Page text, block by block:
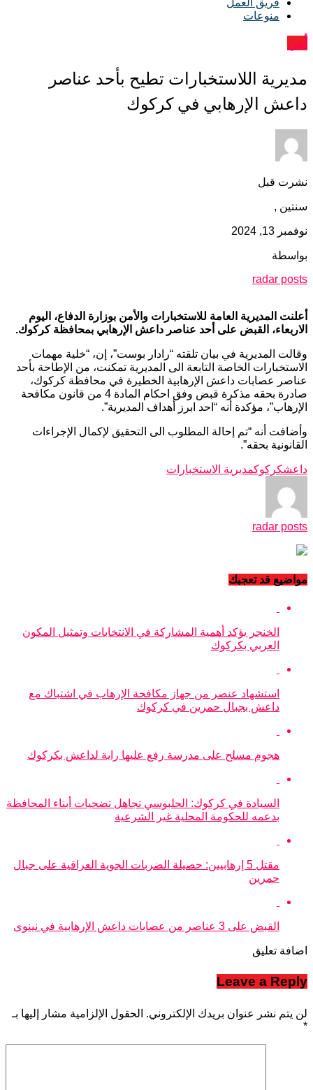
فريق العمل
منوعات
أمن
مديرية اللاستخبارات تطيح بأحد عناصر
داعش الإرهابي في كركوك
نشرت قبل
سنتين ,
نوفمبر 13, 2024
بواسطة
radar posts
أعلنت المديرية العامة للاستخبارات والأمن بوزارة الدفاع، اليوم
الاربعاء، القبض على أحد عناصر داعش الإرهابي بمحافظة كركوك.
وقالت المديرية في بيان تلقته “رادار بوست”، إن، “خلية مهمات
الاستخبارات الخاصة التابعة الى المديرية تمكنت، من الإطاحة بأحد
عناصر عصابات داعش الإرهابية الخطيرة في محافظة كركوك،
صادرة بحقه مذكرة قبض وفق احكام المادة 4 من قانون مكافحة
الإرهاب”، مؤكدة أنه “احد ابرز أهداف المديرية”.
وأضافت أنه “تم إحالة المطلوب الى التحقيق لإكمال الإجراءات
القانونية بحقه”.
داعشكركوكمديرية الاستخبارات
radar posts
مواضيع قد تعجبك
الخنجر يؤكد أهمية المشاركة في الانتخابات وتمثيل المكون
العربي بكركوك
استشهاد عنصر من جهاز مكافحة الإرهاب في اشتباك مع
داعش بجبال حمرين في كركوك
هجوم مسلح على مدرسة رفع عليها راية لداعش بكركوك
السيادة في كركوك: الحلبوسي تجاهل تضحيات أبناء المحافظة
بدعمه للحكومة المحلية غير الشرعية
مقتل 5 إرهابيين: حصيلة الضربات الجوية العراقية على جبال
حمرين
القبض على 3 عناصر من عصابات داعش الإرهابية في نينوى
اضافة تعليق
Leave a Reply
لن يتم نشر عنوان بريدك الإلكتروني. الحقول الإلزامية مشار إليها بـ
*